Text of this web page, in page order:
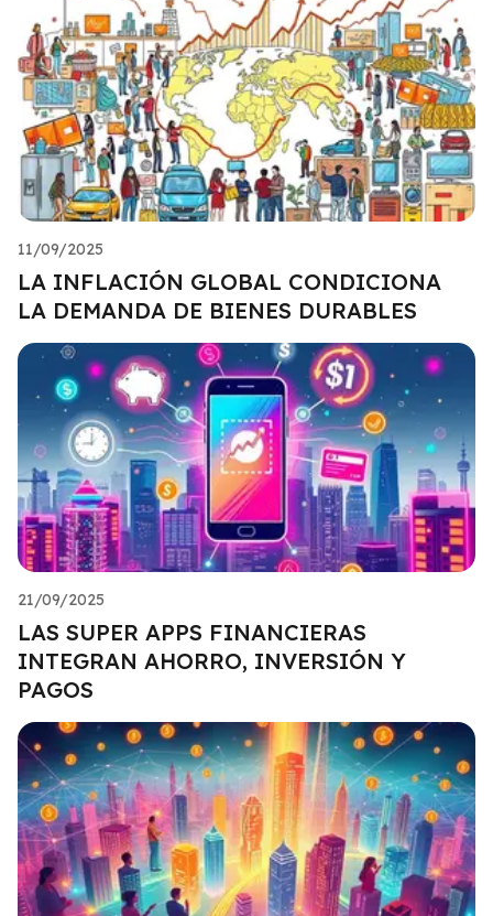
11/09/2025
LA INFLACIÓN GLOBAL CONDICIONA
LA DEMANDA DE BIENES DURABLES
21/09/2025
LAS SUPER APPS FINANCIERAS
INTEGRAN AHORRO, INVERSIÓN Y
PAGOS